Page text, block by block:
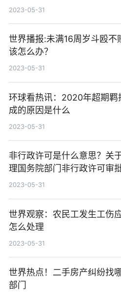
相关要求吗？
2023-05-31
世界播报:未满16周岁斗殴不
该怎么办？
2023-05-31
环球看热讯：2020年超期羁
成的原因是什么
2023-05-31
非行政许可是什么意思？关
理国务院部门非行政许可审
项的通知的内容是什么？
2023-05-31
世界观察：农民工发生工伤
怎么处理
2023-05-31
世界热点！二手房产纠纷找
部门